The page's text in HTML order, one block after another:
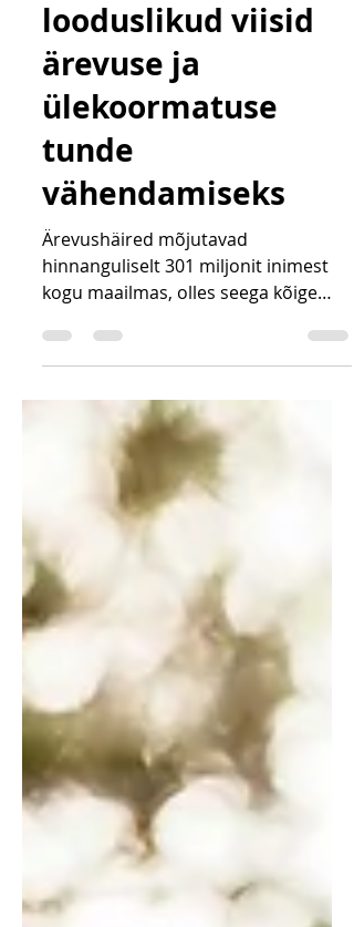
Tõhusad
looduslikud viisid
ärevuse ja
ülekoormatuse
tunde
vähendamiseks
Ärevushäired mõjutavad
hinnanguliselt 301 miljonit inimest
kogu maailmas, olles seega kõige
levinum vaimse tervise probleem (
kirjutanud stressist ja jaganud nippe
stressiga toimetulekuks . Käesolevas
artiklis süvenen rohkem ärevuse ja
ülekoormatuse teemadesse, kuna nii
need kui ka stress võivad põhjustada
hormoonide tasakaaluhäireid,
seedeprobleeme, kehakaalutõusu
või -langust, viljatust, polütsüstiliste
munasarjade sündroomi naistel, ja